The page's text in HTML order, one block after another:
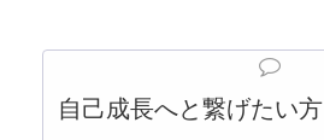
自己成長へと繋げたい方